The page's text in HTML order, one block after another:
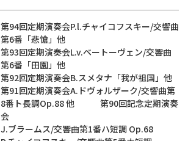
第94回定期演奏会P.l.チャイコフスキー/交響曲
第6番「悲愴」他
第93回定期演奏会L.v.ベートーヴェン/交響曲
第6番「田園」他
第92回定期演奏会B.スメタナ「我が祖国」他
第91回定期演奏会A.ドヴォルザーク/交響曲第
8番ト長調Op.88 他 第90回記念定期演奏
会
J.ブラームス/交響曲第1番ハ短調 Op.68